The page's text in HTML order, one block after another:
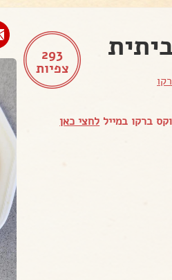
293
צפיות
ברקו במייל לחצי כאן